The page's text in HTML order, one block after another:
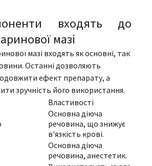
входять до
мазі
мазі входять як основні, так
Останні дозволяють
ефект препарату, а
зручність його використання.
Властивості
Основна діюча
речовина, що знижує
в'язкість крові.
Основна діюча
речовина, анестетик.